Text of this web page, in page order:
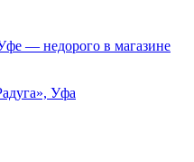
— недорого в магазине
Уфа